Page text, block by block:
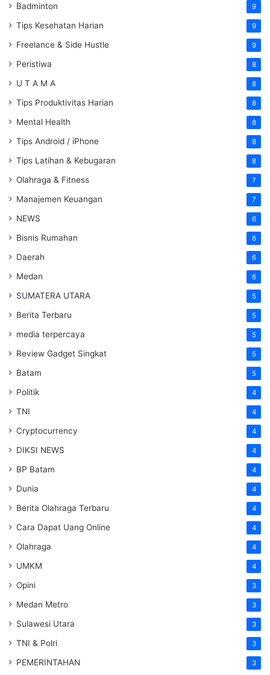
Badminton 9
Tips Kesehatan Harian 9
Freelance & Side Hustle 9
Peristiwa 8
U T A M A 8
Tips Produktivitas Harian 8
Mental Health 8
Tips Android / iPhone 8
Tips Latihan & Kebugaran 8
Olahraga & Fitness 7
Manajemen Keuangan 7
NEWS 6
Bisnis Rumahan 6
Daerah 6
Medan 6
SUMATERA UTARA 5
Berita Terbaru 5
media terpercaya 5
Review Gadget Singkat 5
Batam 5
Politik 4
TNI 4
Cryptocurrency 4
DIKSI NEWS 4
BP Batam 4
Dunia 4
Berita Olahraga Terbaru 4
Cara Dapat Uang Online 4
Olahraga 4
UMKM 4
Opini 3
Medan Metro 3
Sulawesi Utara 3
TNI & Polri 3
PEMERINTAHAN 3